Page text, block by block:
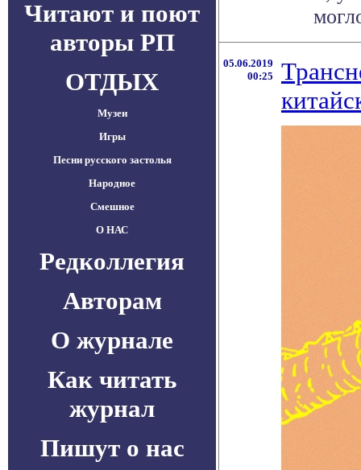
Читают и поют
авторы РП
ОТДЫХ
Музеи
Игры
Песни русского застолья
Народное
Смешное
О НАС
Редколлегия
Авторам
О журнале
Как читать
журнал
Пишут о нас
05.06.2019
00:25